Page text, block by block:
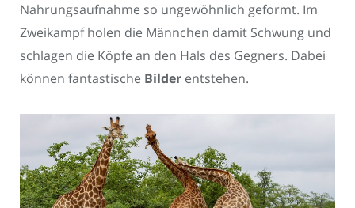
Nahrungsaufnahme so ungewöhnlich geformt. Im
Zweikampf holen die Männchen damit Schwung und
schlagen die Köpfe an den Hals des Gegners. Dabei
können fantastische Bilder entstehen.